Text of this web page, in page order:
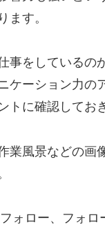
ます。
事をしているの
ケーション力
トに確認してお
業風景などの画
ォロー、フォ